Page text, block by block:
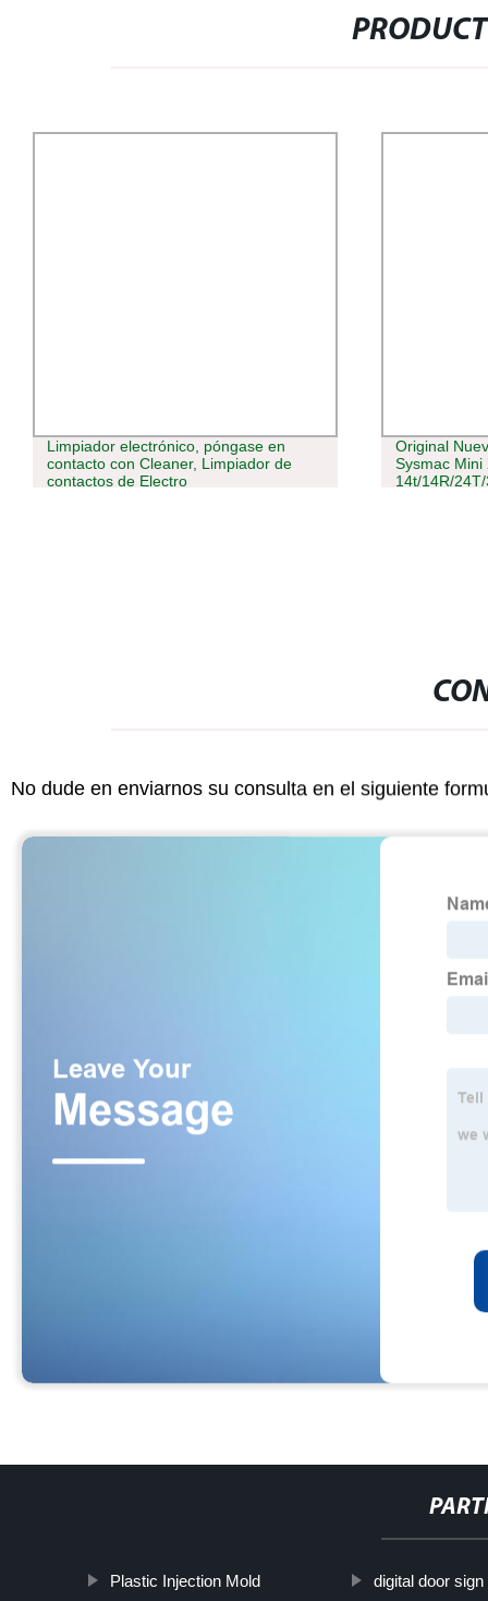
Limpiador electrónico, póngase en
contacto con Cleaner, Limpiador de
contactos de Electro
Original
Sysmac Mini
14t/14R/
No dude en enviarnos su consulta en el siguiente
Plastic Injection Mold digital door sign